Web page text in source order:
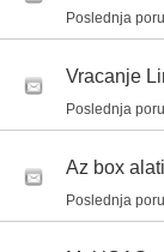
Poslednja
Vracanje
Poslednja
Az box
Poslednja